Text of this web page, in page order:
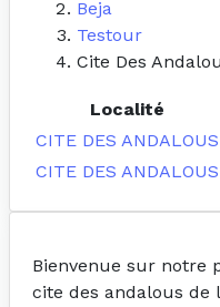
Beja
Testour
Cite Des
Localité
CITE DES ANDALOUS
CITE DES ANDALOUS
Bienvenue sur notre
cite des andalous de